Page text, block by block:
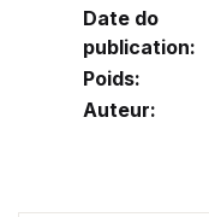
Date do
publication:
Poids:
Auteur: